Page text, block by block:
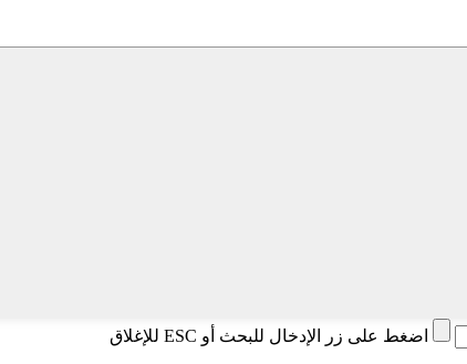
اضغط على زر الإدخال للبحث أو ESC للإغلاق